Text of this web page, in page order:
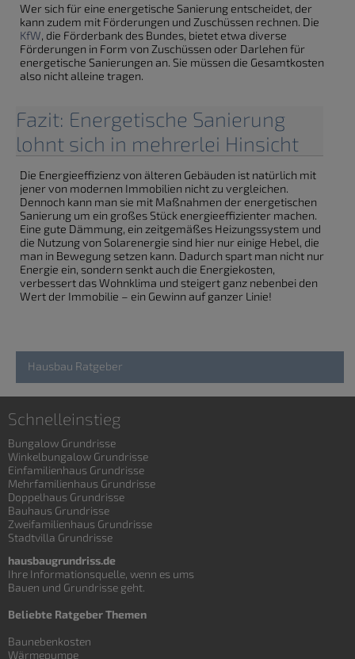
Wer sich für eine energetische Sanierung entscheidet, der
kann zudem mit Förderungen und Zuschüssen rechnen. Die
KfW, die Förderbank des Bundes, bietet etwa diverse
Förderungen in Form von Zuschüssen oder Darlehen für
energetische Sanierungen an. Sie müssen die Gesamtkosten
also nicht alleine tragen.
Fazit: Energetische Sanierung
lohnt sich in mehrerlei Hinsicht
Die Energieeffizienz von älteren Gebäuden ist natürlich mit
jener von modernen Immobilien nicht zu vergleichen.
Dennoch kann man sie mit Maßnahmen der energetischen
Sanierung um ein großes Stück energieeffizienter machen.
Eine gute Dämmung, ein zeitgemäßes Heizungssystem und
die Nutzung von Solarenergie sind hier nur einige Hebel, die
man in Bewegung setzen kann. Dadurch spart man nicht nur
Energie ein, sondern senkt auch die Energiekosten,
verbessert das Wohnklima und steigert ganz nebenbei den
Wert der Immobilie – ein Gewinn auf ganzer Linie!
Hausbau Ratgeber
Schnelleinstieg
Bungalow Grundrisse
Winkelbungalow Grundrisse
Einfamilienhaus Grundrisse
Mehrfamilienhaus Grundrisse
Doppelhaus Grundrisse
Bauhaus Grundrisse
Zweifamilienhaus Grundrisse
Stadtvilla Grundrisse
hausbaugrundriss.de
Ihre Informationsquelle, wenn es ums
Bauen und Grundrisse geht.
Beliebte Ratgeber Themen
Baunebenkosten
Wärmepumpe